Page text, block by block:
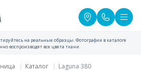
на реальные образцы. Фотографии в каталоге
воспроизводят все цвета ткани.
Каталог Laguna 380